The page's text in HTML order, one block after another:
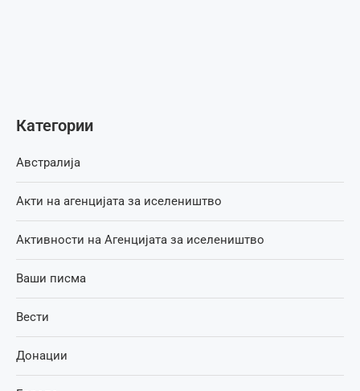
Категории
Австралија
Акти на агенцијата за иселеништво
Активности на Агенцијата за иселеништво
Ваши писма
Вести
Донации